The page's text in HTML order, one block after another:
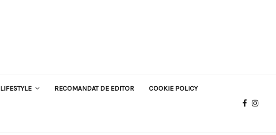
LIFESTYLE RECOMANDAT DE EDITOR COOKIE POLICY